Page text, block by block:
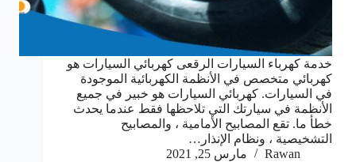
خدمة كهرباء السيارات الرقعى كهربائي السيارات هو
كهربائي متخصص في الأنظمة الكهربائية الموجودة
في السيارات. كهربائي السيارات هو خبير في جميع
الأنظمة في سيارتك التي تلاحظها فقط عندما يحدث
خطأ ما. تقع المصابيح الأمامية ، والمصابيح
التشخيصية ، ونظام الإنذار…
Rawan
مارس 25, 2021